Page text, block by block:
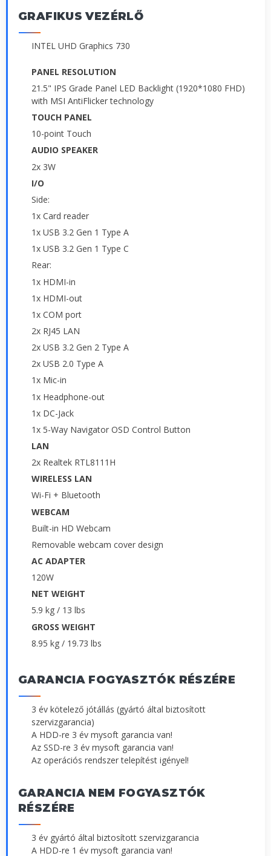
GRAFIKUS VEZÉRLŐ
INTEL UHD Graphics 730
PANEL RESOLUTION
21.5" IPS Grade Panel LED Backlight (1920*1080 FHD)
with MSI AntiFlicker technology
TOUCH PANEL
10-point Touch
AUDIO SPEAKER
2x 3W
I/O
Side:
1x Card reader
1x USB 3.2 Gen 1 Type A
1x USB 3.2 Gen 1 Type C
Rear:
1x HDMI-in
1x HDMI-out
1x COM port
2x RJ45 LAN
2x USB 3.2 Gen 2 Type A
2x USB 2.0 Type A
1x Mic-in
1x Headphone-out
1x DC-Jack
1x 5-Way Navigator OSD Control Button
LAN
2x Realtek RTL8111H
WIRELESS LAN
Wi-Fi + Bluetooth
WEBCAM
Built-in HD Webcam
Removable webcam cover design
AC ADAPTER
120W
NET WEIGHT
5.9 kg / 13 lbs
GROSS WEIGHT
8.95 kg / 19.73 lbs
GARANCIA FOGYASZTÓK RÉSZÉRE
3 év kötelező jótállás (gyártó által biztosított
szervizgarancia)
A HDD-re 3 év mysoft garancia van!
Az SSD-re 3 év mysoft garancia van!
Az operációs rendszer telepítést igényel!
GARANCIA NEM FOGYASZTÓK
RÉSZÉRE
3 év gyártó által biztosított szervizgarancia
A HDD-re 1 év mysoft garancia van!